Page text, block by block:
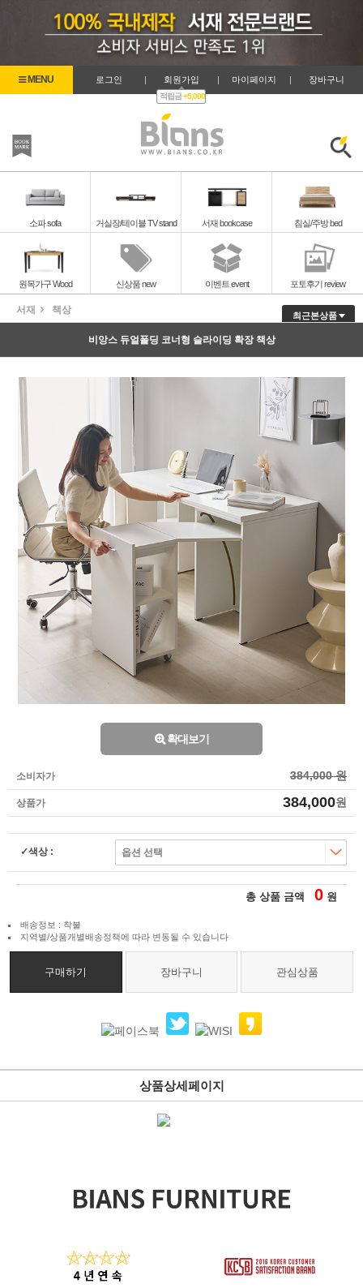
로그인 | 회원가입 |
적립금+5,000
마이페이지 | 장바구니
소파 sofa 거실장/테이블 TV stand 서재 bookcase 침실/주방 bed
원목가구 Wood 신상품 new 이벤트 event 포토후기 review
서재 책상 최근본상품
비앙스 듀얼폴딩 코너형 슬라이딩 확장 책상
확대보기
소비자가 384,000 원
상품가 384,000원
색상 :
총 상품 금액 0 원
배송정보 : 착불
지역별/상품개별배송정책에 따라 변동될 수 있습니다
구매하기 장바구니 관심상품
상품상세페이지